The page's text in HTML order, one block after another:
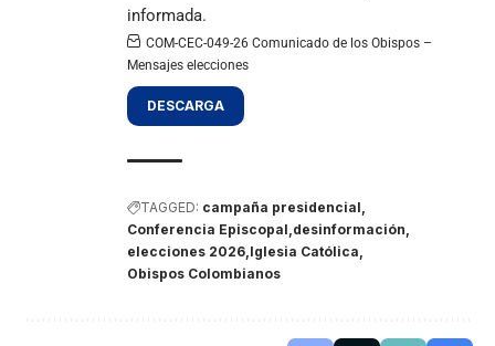
informada.
COM-CEC-049-26 Comunicado de los Obispos –
Mensajes elecciones
DESCARGA
TAGGED: campaña presidencial
Conferencia Episcopal desinformación
elecciones 2026 Iglesia Católica
Obispos Colombianos